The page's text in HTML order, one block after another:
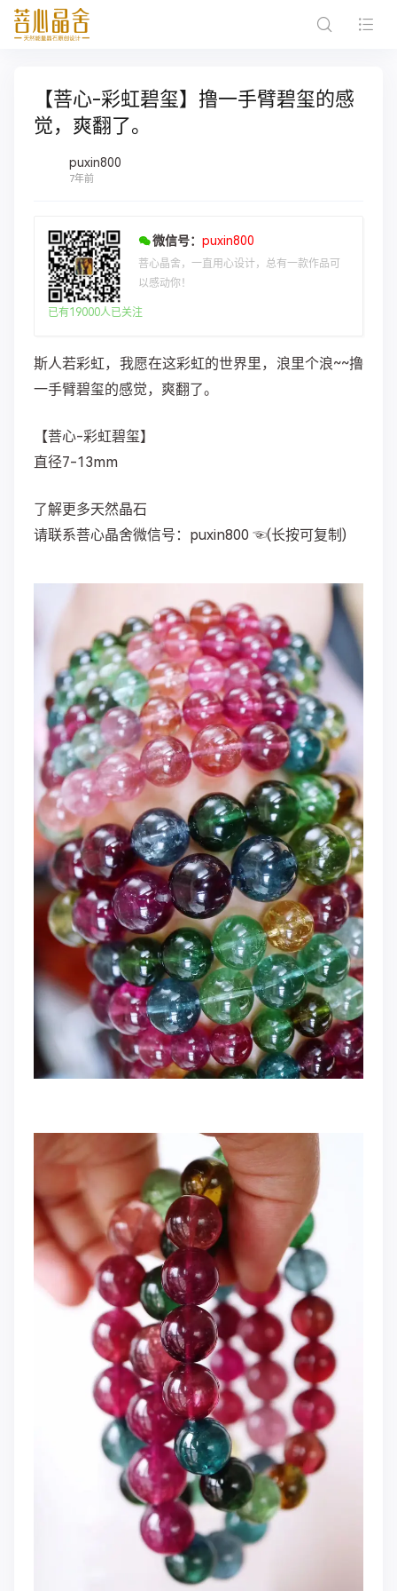
【菩心-彩虹碧玺】撸一手臂碧玺的感
觉，爽翻了。
puxin800
7年前
微信号： puxin800
菩心晶舍，一直用心设计，总有一款作品可
以感动你！
已有19000人已关注
斯人若彩虹，我愿在这彩虹的世界里，浪里个浪~~撸
一手臂碧玺的感觉，爽翻了。
【菩心-彩虹碧玺】
直径7-13mm
了解更多天然晶石
请联系菩心晶舍微信号：puxin800 ☜(长按可复制)